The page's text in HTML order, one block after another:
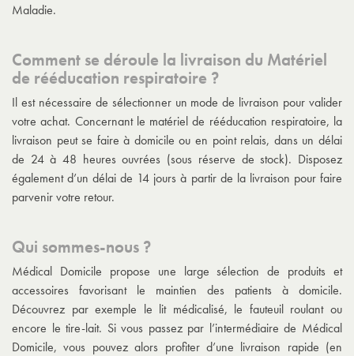
Maladie.
Comment se déroule la livraison du Matériel
de rééducation respiratoire ?
Il est nécessaire de sélectionner un mode de livraison pour valider
votre achat. Concernant le matériel de rééducation respiratoire, la
livraison peut se faire à domicile ou en point relais, dans un délai
de 24 à 48 heures ouvrées (sous réserve de stock). Disposez
également d’un délai de 14 jours à partir de la livraison pour faire
parvenir votre retour.
Qui sommes-nous ?
Médical Domicile propose une large sélection de produits et
accessoires favorisant le maintien des patients à domicile.
Découvrez par exemple le lit médicalisé, le fauteuil roulant ou
encore le tire-lait. Si vous passez par l’intermédiaire de Médical
Domicile, vous pouvez alors profiter d’une livraison rapide (en